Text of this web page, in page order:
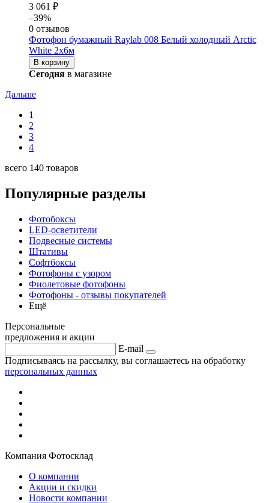
3 061 ₽
–39%
0 отзывов
Фотофон бумажный Raylab 008 Белый холодный Arctic
White 2х6м
В корзину
Сегодня в магазине
Дальше
1
2
3
4
всего 140 товаров
Популярные разделы
Фотобоксы
LED-осветители
Подвесные системы
Штативы
Софтбоксы
Фотофоны с узором
Фиолетовые фотофоны
Фотофоны - отзывы покупателей
Ещё
Персональные
предложения и акции
E-mail
Подписываясь на рассылку, вы соглашаетесь на обработку
персональных данных
Компания Фотосклад
О компании
Акции и скидки
Новости компании